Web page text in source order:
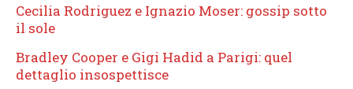
Cecilia Rodriguez e Ignazio Moser: gossip sotto
il sole
Bradley Cooper e Gigi Hadid a Parigi: quel
dettaglio insospettisce